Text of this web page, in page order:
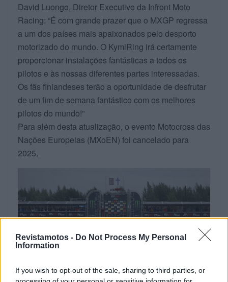
Revistamotos - Do Not Process My Personal
Information
If you wish to opt-out of the sale, sharing to third parties, or
David Luongo, Diretor Executivo da Infront Moto
Racing: “É com grande prazer que o MXGP regressa
a um dos países mais apaixonados pelo desporto
motorizado do mundo. O KymiRing irá certamente
proporcionar instalações fantásticas a todos os
pilotos e às nossas diferentes partes interessadas.
Os fãs finlandeses terão a oportunidade de desfrutar
de um fim de semana fantástico com os melhores
pilotos do mundo!”
Para além desta atualização, o evento Motocross das
Nações Europeias (MXoEN) foi cancelado para
2025.